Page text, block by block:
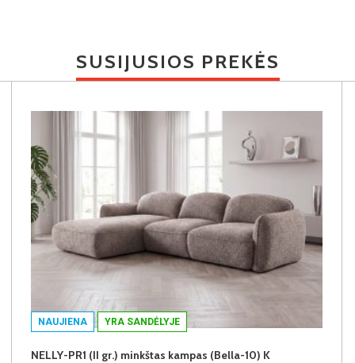
SUSIJUSIOS PREKĖS
NAUJIENA YRA SANDĖLYJE
NELLY-PR1 (II gr.) minkštas kampas (Bella-10) K